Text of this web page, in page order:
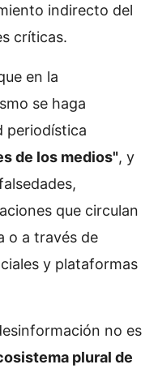
indirecto del
críticas.
en la
se haga
periodística
de los medios", y
que circulan
o a través de
y plataformas
no es
plural de